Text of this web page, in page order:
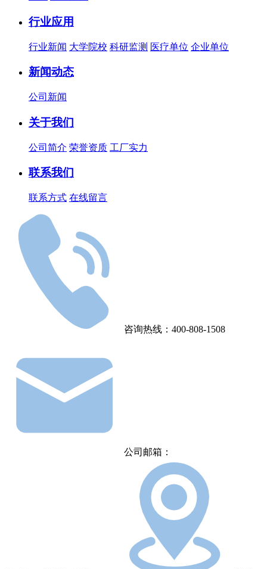
行业应用
行业新闻 大学院校 科研监测 医疗单位 企业单位
新闻动态
公司新闻
关于我们
公司简介 荣誉资质 工厂实力
联系我们
联系方式 在线留言
咨询热线：400-808-1508
公司邮箱：